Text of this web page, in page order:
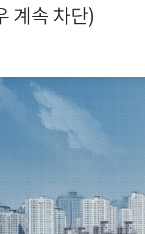
계속 차단)